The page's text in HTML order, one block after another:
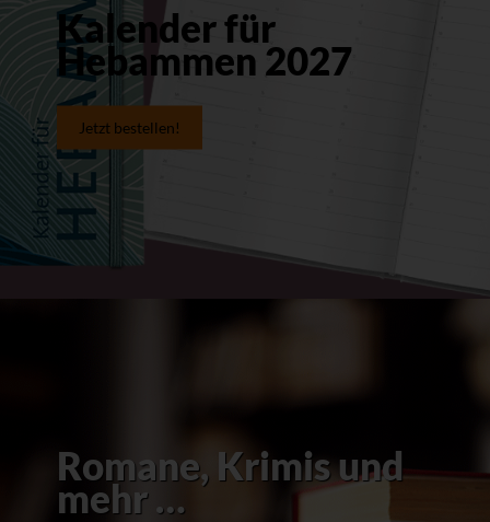
Kalender für
Hebammen 2027
Jetzt bestellen!
Romane, Krimis und
mehr …